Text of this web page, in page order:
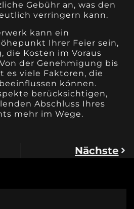
Gebühr an, was den
verringern kann.
kann ein
Ihrer Feier sein,
die Kosten im Voraus
der Genehmigung bis
es viele Faktoren, die
können.
berücksichtigen,
Abschluss Ihres
mehr im Wege.
Nächste